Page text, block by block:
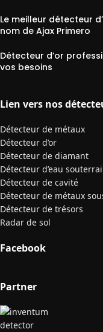
Le meilleur détecteur
nom de Ajax Primero
Détecteur d’or
vos besoins
Lien vers nos
Détecteur de métaux
Détecteur d’or
Détecteur de diamant
Détecteur d’eau
Détecteur de cavité
Détecteur de métaux
Détecteur de trésors
Radar de sol
Facebook
Partner